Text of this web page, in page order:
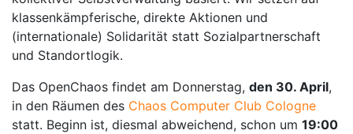
klassenkämpferische, direkte Aktionen und
(internationale) Solidarität statt Sozialpartnerschaft
und Standortlogik.
Das OpenChaos findet am Donnerstag, den 30. April,
in den Räumen des Chaos Computer Club Cologne
statt. Beginn ist, diesmal abweichend, schon um 19:00